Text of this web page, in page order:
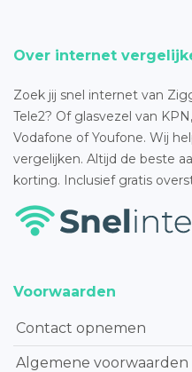
Over internet
Zoek jij snel internet van
Tele2? Of glasvezel van
Vodafone of Youfone. Wij
vergelijken. Altijd de beste
korting. Inclusief gratis
Voorwaarden
Contact opnemen
Algemene voorwaarden